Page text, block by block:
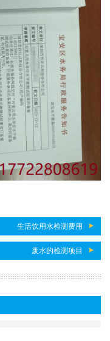
生活饮用水检测费用
废水的检测项目